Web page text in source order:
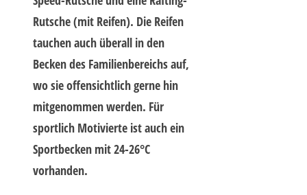
Rutsche (mit Reifen). Die Reifen
tauchen auch überall in den
Becken des Familienbereichs auf,
wo sie offensichtlich gerne hin
mitgenommen werden. Für
sportlich Motivierte ist auch ein
Sportbecken mit 24-26°C
vorhanden.